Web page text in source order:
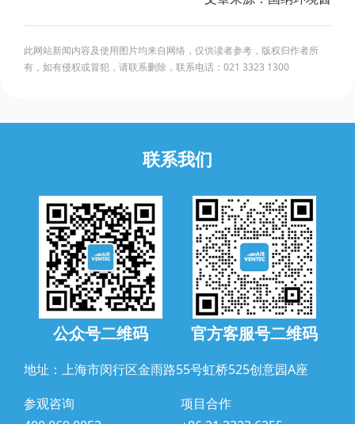
此网站新闻内容及使用图片均来自网络，仅供读者参考，版权归作者所
有，如有侵权或冒犯，请联系删除，联系电话：021 3323 1300
联系我们
公众号二维码 官方客服号二维码
地址：上海市闵行区金雨路55号虹桥525创意园A座
参观咨询
项目合作